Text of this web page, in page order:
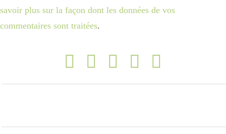
apéro
savoir plus sur la façon dont les données de vos
commentaires sont traitées.